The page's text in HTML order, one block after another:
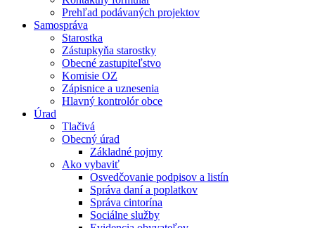
Prehľad podávaných projektov
Samospráva
Starostka
Zástupkyňa starostky
Obecné zastupiteľstvo
Komisie OZ
Zápisnice a uznesenia
Hlavný kontrolór obce
Úrad
Tlačivá
Obecný úrad
Základné pojmy
Ako vybaviť
Osvedčovanie podpisov a listín
Správa daní a poplatkov
Správa cintorína
Sociálne služby